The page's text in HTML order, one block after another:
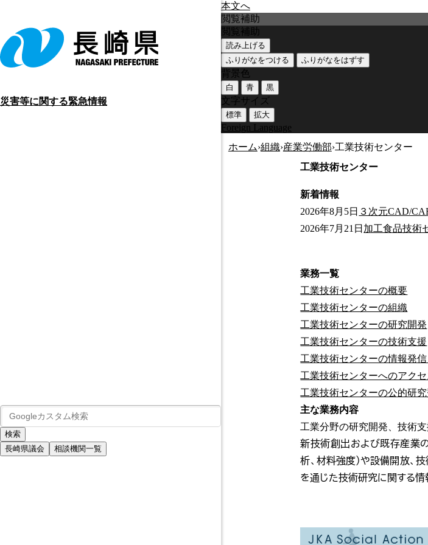
本文へ
災害等に関する緊急情報
長崎県議会 相談機関一覧
閲覧補助
閲覧補助
読み上げる
ふりがなをつける
ふりがなをはずす
背景色
白 青 黒
文字サイズ
標準 拡大
Foreign Language
ホーム›組織›産業労働部›工業技術センター
工業技術センター
新着情報
2026年8月5日 ３次元CAD/
2026年7月21日 加工食品技術
業務一覧
工業技術センターの概要
工業技術センターの組織
工業技術センターの研究開発
工業技術センターの技術支援
工業技術センターの情報発
工業技術センターへのアクセ
工業技術センターの公的研
主な業務内容
工業分野の研究開発、技術
新技術創出および既存産業
析、材料強度）や設備開放、
を通じた技術研究に関する情